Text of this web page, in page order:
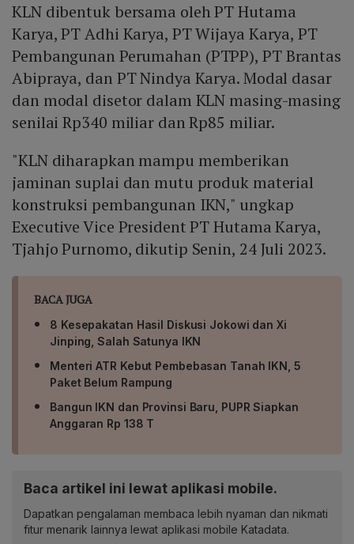
KLN dibentuk bersama oleh PT Hutama
Karya, PT Adhi Karya, PT Wijaya Karya, PT
Pembangunan Perumahan (PTPP), PT Brantas
Abipraya, dan PT Nindya Karya. Modal dasar
dan modal disetor dalam KLN masing-masing
senilai Rp340 miliar dan Rp85 miliar.
"KLN diharapkan mampu memberikan
jaminan suplai dan mutu produk material
konstruksi pembangunan IKN," ungkap
Executive Vice President PT Hutama Karya,
Tjahjo Purnomo, dikutip Senin, 24 Juli 2023.
BACA JUGA
8 Kesepakatan Hasil Diskusi Jokowi dan Xi
Jinping, Salah Satunya IKN
Menteri ATR Kebut Pembebasan Tanah IKN, 5
Paket Belum Rampung
Bangun IKN dan Provinsi Baru, PUPR Siapkan
Anggaran Rp 138 T
Baca artikel ini lewat aplikasi mobile.
Dapatkan pengalaman membaca lebih nyaman dan nikmati
fitur menarik lainnya lewat aplikasi mobile Katadata.